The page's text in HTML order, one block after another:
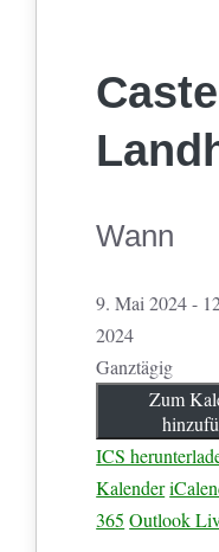
Wann
9. Mai 2024 -
2024
Ganztägig
Zum
ICS
Kalender
365 Outlook